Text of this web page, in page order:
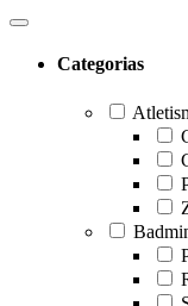
Categorias